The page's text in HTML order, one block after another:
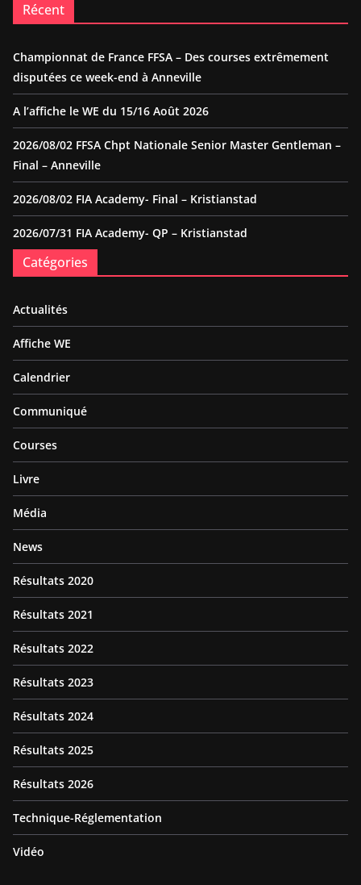
Récent
Championnat de France FFSA – Des courses extrêmement
disputées ce week-end à Anneville
A l’affiche le WE du 15/16 Août 2026
2026/08/02 FFSA Chpt Nationale Senior Master Gentleman –
Final – Anneville
2026/08/02 FIA Academy- Final – Kristianstad
2026/07/31 FIA Academy- QP – Kristianstad
Catégories
Actualités
Affiche WE
Calendrier
Communiqué
Courses
Livre
Média
News
Résultats 2020
Résultats 2021
Résultats 2022
Résultats 2023
Résultats 2024
Résultats 2025
Résultats 2026
Technique-Réglementation
Vidéo